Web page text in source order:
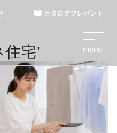
カタログプレゼント
宅’